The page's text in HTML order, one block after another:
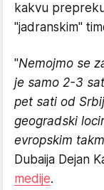
kakvu
"jadranskim"
"Nemojmo se
je samo 2-3
pet sati od
geogradski
evropskim
Dubaija Dejan
medije.